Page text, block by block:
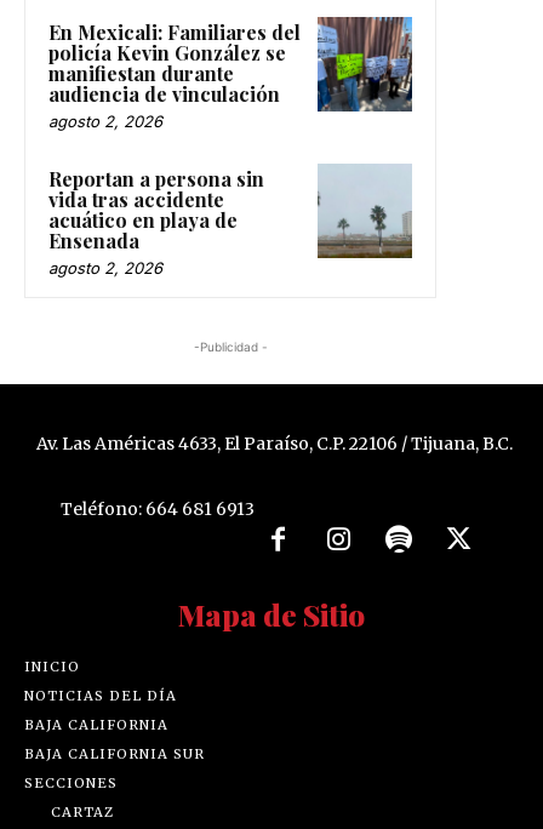
En Mexicali: Familiares del
policía Kevin González se
manifiestan durante
audiencia de vinculación
agosto 2, 2026
Reportan a persona sin
vida tras accidente
acuático en playa de
Ensenada
agosto 2, 2026
-Publicidad -
Av. Las Américas 4633, El Paraíso, C.P. 22106 / Tijuana, B.C.
Teléfono: 664 681 6913
Mapa de Sitio
INICIO
NOTICIAS DEL DÍA
BAJA CALIFORNIA
BAJA CALIFORNIA SUR
SECCIONES
CARTAZ